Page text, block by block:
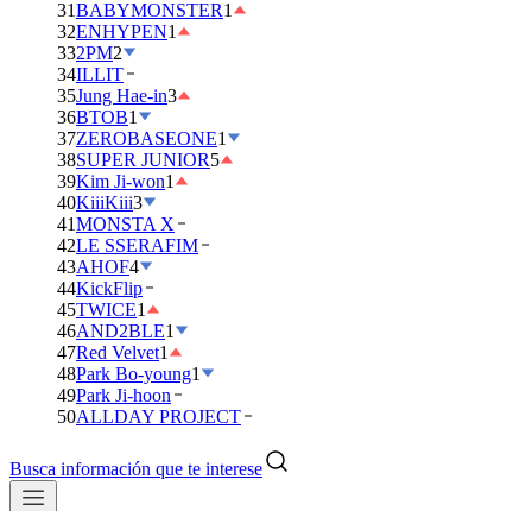
31BABYMONSTER1
32ENHYPEN1
332PM2
34ILLIT
35Jung Hae-in3
36BTOB1
37ZEROBASEONE1
38SUPER JUNIOR5
39Kim Ji-won1
40KiiiKiii3
41MONSTA X
42LE SSERAFIM
43AHOF4
44KickFlip
45TWICE1
46AND2BLE1
47Red Velvet1
48Park Bo-young1
49Park Ji-hoon
50ALLDAY PROJECT
Busca información que te interese